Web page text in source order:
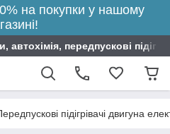
на покупки у нашому
передпускові
підігрівачі двигуна